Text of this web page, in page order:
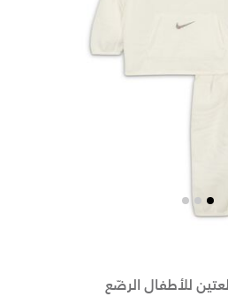
للأطفال الرضّع